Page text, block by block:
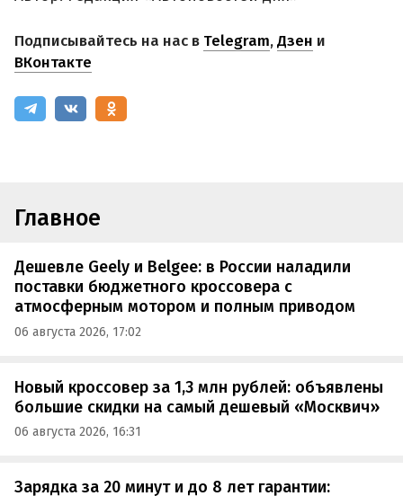
Подписывайтесь на нас в Telegram,Дзен и
ВКонтакте
Главное
Дешевле Geely и Belgee: в России наладили
поставки бюджетного кроссовера с
атмосферным мотором и полным приводом
06 августа 2026, 17:02
Новый кроссовер за 1,3 млн рублей: объявлены
большие скидки на самый дешевый «Москвич»
06 августа 2026, 16:31
Зарядка за 20 минут и до 8 лет гарантии: